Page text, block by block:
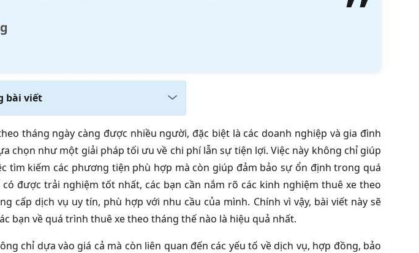
bài viết
tháng ngày càng được nhiều người, đặc biệt là các doanh nghiệp và gia đình
chọn như một giải pháp tối ưu về chi phí lẫn sự tiện lợi. Việc này không chỉ giúp
tìm kiếm các phương tiện phù hợp mà còn giúp đảm bảo sự ổn định trong quá
được trải nghiệm tốt nhất, các bạn cần nắm rõ các kinh nghiệm thuê xe theo
cấp dịch vụ uy tín, phù hợp với nhu cầu của mình. Chính vì vậy, bài viết này sẽ
bạn về quá trình thuê xe theo tháng thế nào là hiệu quả nhất.
chỉ dựa vào giá cả mà còn liên quan đến các yếu tố về dịch vụ, hợp đồng, bảo